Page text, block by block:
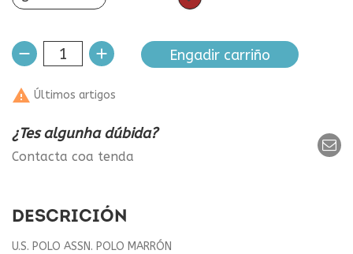
Engadir carriño
 Últimos artigos
¿Tes algunha dúbida?
Contacta coa tenda
DESCRICIÓN
U.S. POLO ASSN. POLO MARRÓN